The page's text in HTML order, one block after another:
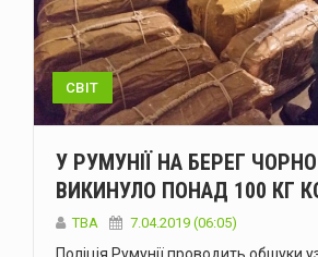
СВІТ
У РУМУНІЇ НА БЕРЕГ
ВИКИНУЛО ПОНАД 100 КГ
TBA 7.04.2019 (06:05)